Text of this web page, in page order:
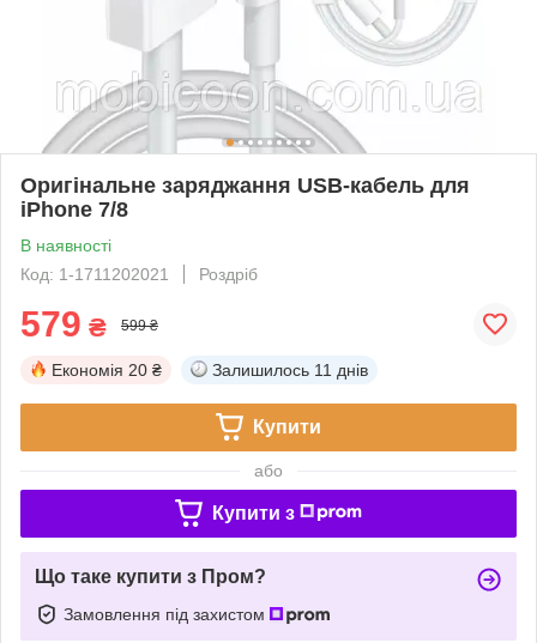
Оригінальне заряджання USB-кабель для
iPhone 7/8
В наявності
Код: 1-1711202021
Роздріб
579 ₴ 599 ₴
Економія 20 ₴ Залишилось 11 днів
Купити
або
Купити з
Що таке купити з Пром?
Замовлення під захистом